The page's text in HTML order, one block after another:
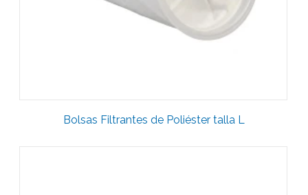
Bolsas Filtrantes de Poliéster talla L